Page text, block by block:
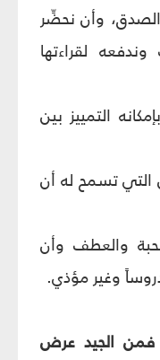
وأن نحضِّر
لقراءتها
التمييز بين
التي تسمح له أن
والعطف وأن
وغير مؤذي.
فمن الجيد عرض